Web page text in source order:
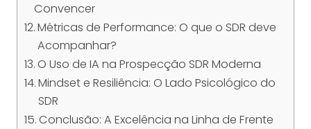
Convencer
Métricas de Performance: O que o SDR deve
Acompanhar?
O Uso de IA na Prospecção SDR Moderna
Mindset e Resiliência: O Lado Psicológico do
SDR
Conclusão: A Excelência na Linha de Frente